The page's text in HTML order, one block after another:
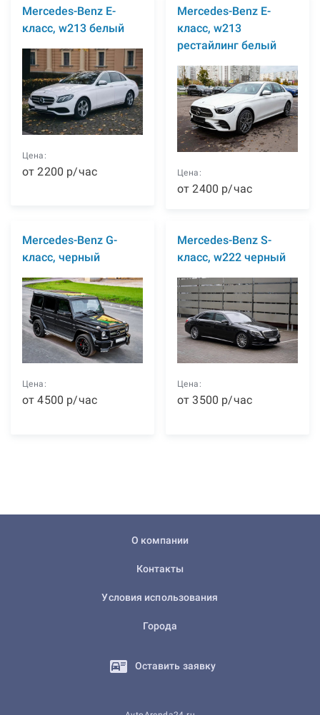
Mercedes-Benz E-
класс, w213 белый
Цена:
от2200 р/час
Mercedes-Benz E-
класс, w213
рестайлинг белый
Цена:
от2400 р/час
Mercedes-Benz G-
класс, черный
Цена:
от4500 р/час
Mercedes-Benz S-
класс, w222 черный
Цена:
от3500 р/час
О компании
Контакты
Условия использования
Города
Оставить заявку